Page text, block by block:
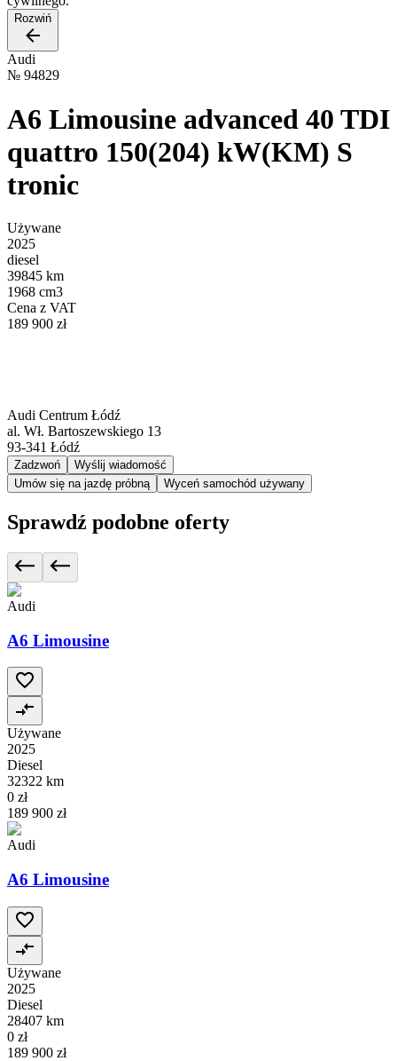
Rozwiń
Audi
№ 94829
A6 Limousine advanced 40 TDI
quattro 150(204) kW(KM) S
tronic
Używane
2025
diesel
39845 km
1968 cm3
Cena z VAT
189 900 zł
Audi Centrum Łódź
al. Wł. Bartoszewskiego 13
93-341 Łódź
Zadzwoń
Wyślij wiadomość
Umów się na jazdę próbną
Wyceń samochód używany
Sprawdź podobne oferty
Audi
A6 Limousine
Używane
2025
Diesel
32322 km
0 zł
189 900 zł
Audi
A6 Limousine
Używane
2025
Diesel
28407 km
0 zł
189 900 zł